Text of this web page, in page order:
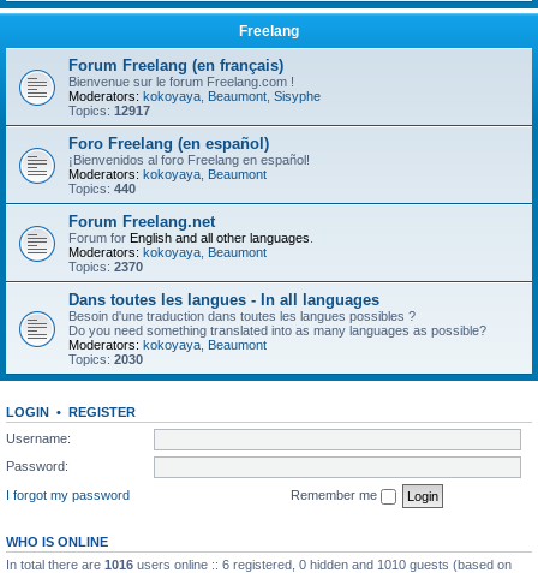
Freelang
Forum Freelang (en français)
Bienvenue sur le forum Freelang.com !
Moderators: kokoyaya Beaumont Sisyphe
Topics: 12917
Foro Freelang (en español)
¡Bienvenidos al foro Freelang en español!
Moderators: kokoyaya Beaumont
Topics: 440
Forum Freelang.net
Forum for English and all other languages
Moderators: kokoyaya Beaumont
Topics: 2370
Dans toutes les langues - In all languages
Besoin d'une traduction dans toutes les langues possibles ?
Do you need something translated into as many languages as possible?
Moderators: kokoyaya Beaumont
Topics: 2030
LOGIN • REGISTER
Username:
Password:
I forgot my password
Remember me
WHO IS ONLINE
In total there are 1016 users online :: 6 registered, 0 hidden and 1010 guests (based on